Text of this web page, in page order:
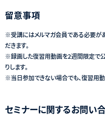
留意事項
※受講にはメルマガ会員である必要が
だきます。
※録画した復習用動画を2週間限定で公
りします。
※当日参加できない場合でも、復習用
セミナーに関するお問い